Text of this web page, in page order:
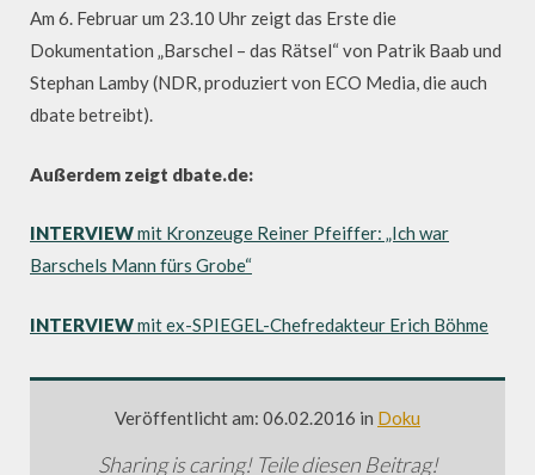
Am 6. Februar um 23.10 Uhr zeigt das Erste die
Dokumentation „Barschel – das Rätsel“ von Patrik Baab und
Stephan Lamby (NDR, produziert von ECO Media, die auch
dbate betreibt).
Außerdem zeigt dbate.de:
INTERVIEWmit Kronzeuge Reiner Pfeiffer: „Ich war
Barschels Mann fürs Grobe“
INTERVIEWmit ex-SPIEGEL-Chefredakteur Erich Böhme
Veröffentlicht am: 06.02.2016 in Doku
Sharing is caring! Teile diesen Beitrag!